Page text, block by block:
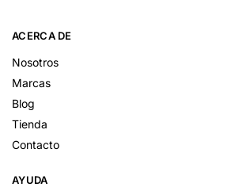
ACERCA DE
Nosotros
Marcas
Blog
Tienda
Contacto
AYUDA